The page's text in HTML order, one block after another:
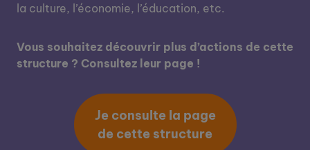
la culture, l’économie, l’éducation, etc.
Vous souhaitez découvrir plus d’actions de cette
structure ? Consultez leur page !
Je consulte la page
de cette structure